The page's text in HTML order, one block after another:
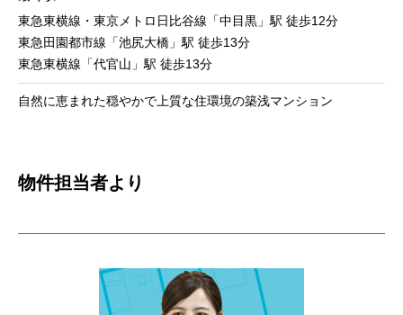
東急東横線・東京メトロ日比谷線「中目黒」駅 徒歩12分
東急田園都市線「池尻大橋」駅 徒歩13分
東急東横線「代官山」駅 徒歩13分
自然に恵まれた穏やかで上質な住環境の築浅マンション
物件担当者より